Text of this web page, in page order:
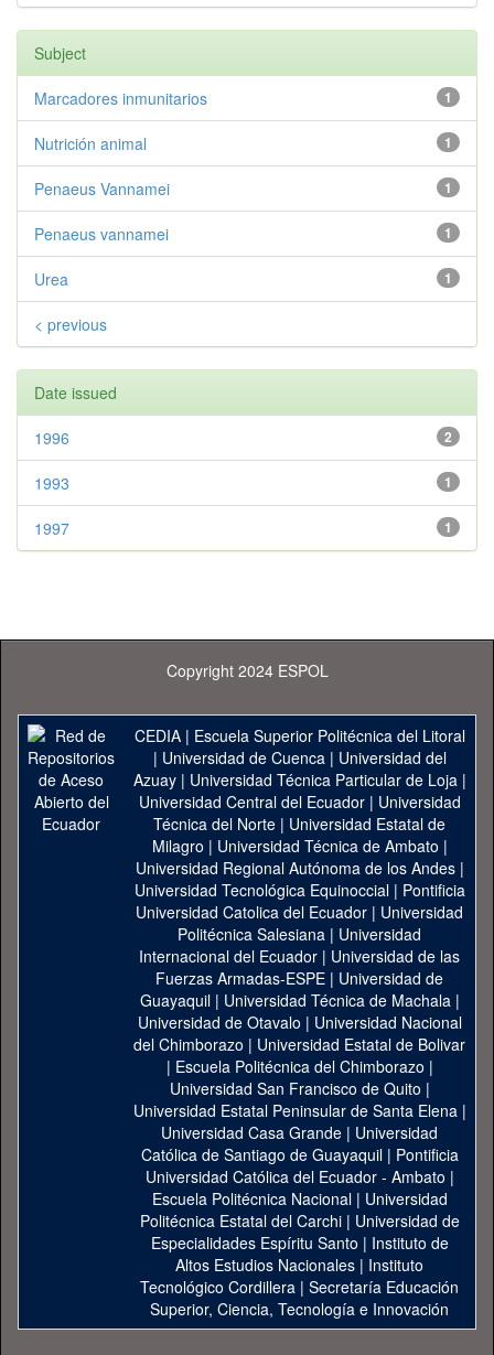
Subject
1
Marcadores inmunitarios
1
Nutrición animal
1
Penaeus Vannamei
1
Penaeus vannamei
1
Urea
< previous
Date issued
2
1996
1
1993
1
1997
Copyright 2024 ESPOL
CEDIA| Escuela Superior Politécnica del Litoral
| Universidad de Cuenca| Universidad del
Azuay| Universidad Técnica Particular de Loja|
Universidad Central del Ecuador| Universidad
Técnica del Norte | Universidad Estatal de
Milagro | Universidad Técnica de Ambato |
Universidad Regional Autónoma de los Andes|
Universidad Tecnológica Equinoccial| Pontificia
Universidad Catolica del Ecuador | Universidad
Politécnica Salesiana | Universidad
Internacional del Ecuador | Universidad de las
Fuerzas Armadas-ESPE | Universidad de
Guayaquil| Universidad Técnica de Machala|
Universidad de Otavalo | Universidad Nacional
del Chimborazo | Universidad Estatal de Bolivar
| Escuela Politécnica del Chimborazo |
Universidad San Francisco de Quito |
Universidad Estatal Peninsular de Santa Elena|
Universidad Casa Grande | Universidad
Católica de Santiago de Guayaquil| Pontificia
Universidad Católica del Ecuador - Ambato |
Escuela Politécnica Nacional| Universidad
Politécnica Estatal del Carchi| Universidad de
Especialidades Espíritu Santo | Instituto de
Altos Estudios Nacionales | Instituto
Tecnológico Cordillera | Secretaría Educación
Superior, Ciencia, Tecnología e Innovación